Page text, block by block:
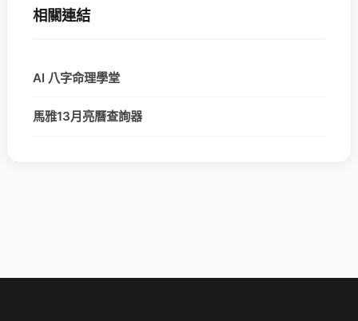
相關連結
AI 八字命理學堂
馬雅13月亮曆查詢器